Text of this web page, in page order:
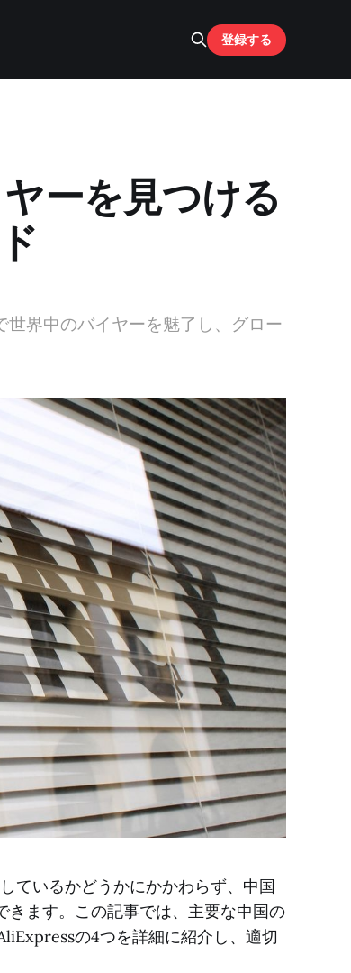
登録する
ーを見つける
界中のバイヤーを魅了し、グロー
ているかどうかにかかわらず、中国
きます。この記事では、主要な中国の
の4つを詳細に紹介し、適切